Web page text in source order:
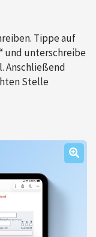
Tippe auf
und unterschreibe
Anschließend
Stelle